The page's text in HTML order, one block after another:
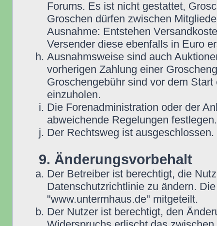
Forums. Es ist nicht gestattet,
Groschen dürfen zwischen
Ausnahme: Entstehen
Versender diese ebenfalls in Euro
Ausnahmsweise sind auch
vorherigen Zahlung einer
Groschengebühr sind vor dem
einzuholen.
Die Forenadministration oder der
abweichende Regelungen festlegen.
Der Rechtsweg ist ausgeschlossen.
9. Änderungsvorbehalt
Der Betreiber ist berechtigt, die
Datenschutzrichtlinie zu ändern.
"www.untermhaus.de" mitgeteilt.
Der Nutzer ist berechtigt, den